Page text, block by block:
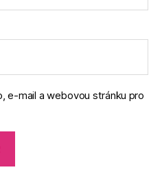
e-mail a webovou stránku pro